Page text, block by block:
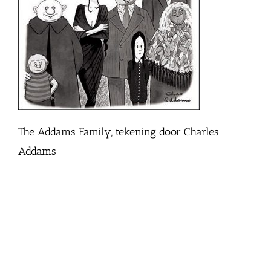
The Addams Family, tekening door Charles
Addams